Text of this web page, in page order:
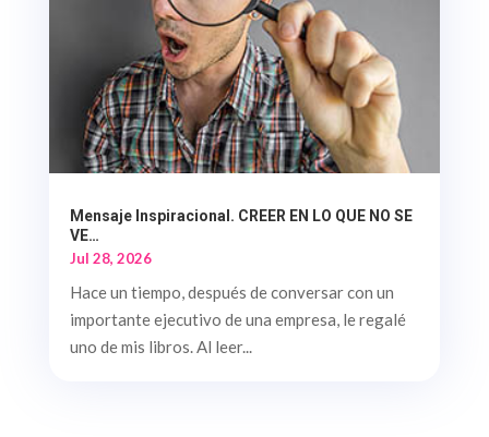
Mensaje Inspiracional. CREER EN LO QUE NO SE
VE…
Jul 28, 2026
Hace un tiempo, después de conversar con un
importante ejecutivo de una empresa, le regalé
uno de mis libros. Al leer...